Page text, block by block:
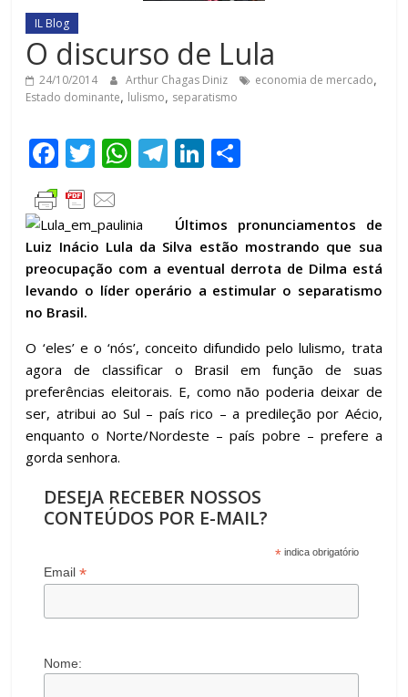
IL Blog
O discurso de Lula
24/10/2014 Arthur Chagas Diniz economia de mercado,
Estado dominante, lulismo, separatismo
F
ac
e
b
o
o
k
T
w
itt
er
W
at
s
A
p
T
e
gr
a
m
Li
e
dI
n
p
ar
til
ar
Últimos pronunciamentos de
Luiz Inácio Lula da Silva estão mostrando que sua
preocupação com a eventual derrota de Dilma está
levando o líder operário a estimular o separatismo
no Brasil.
O ‘eles’ e o ‘nós’, conceito difundido pelo lulismo, trata
agora de classificar o Brasil em função de suas
preferências eleitorais. E, como não poderia deixar de
ser, atribui ao Sul – país rico – a predileção por Aécio,
enquanto o Norte/Nordeste – país pobre – prefere a
gorda senhora.
DESEJA RECEBER NOSSOS
CONTEÚDOS POR E-MAIL?
* indica obrigatório
Email*
Nome: